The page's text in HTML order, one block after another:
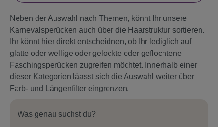
Was genau suchst du?
Neben der Auswahl nach Themen, könnt Ihr unsere
Karnevalsperücken auch über die Haarstruktur sortieren.
Ihr könnt hier direkt entscheidnen, ob Ihr lediglich auf
glatte oder wellige oder gelockte oder geflochtene
Faschingsperücken zugreifen möchtet. Innerhalb einer
dieser Kategorien läasst sich die Auswahl weiter über
Farb- und Längenfilter eingrenzen.